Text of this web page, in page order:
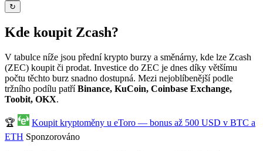
↻
Kde koupit Zcash?
V tabulce níže jsou přední krypto burzy a směnárny, kde lze Zcash
(ZEC) koupit či prodat. Investice do ZEC je dnes díky většímu
počtu těchto burz snadno dostupná. Mezi nejoblíbenější podle
tržního podílu patříBinance, KuCoin, Coinbase Exchange,
Toobit, OKX.
🏆
Koupit kryptoměny u eToro — bonus až 500 USD v BTC a
ETH Sponzorováno